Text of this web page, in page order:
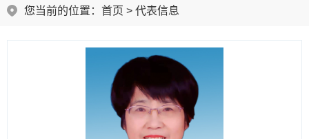
您当前的位置： 首页 > 代表信息